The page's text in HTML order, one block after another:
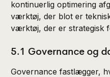
kontinuerlig optimering
værktøj, der blot er
værktøj, der er strategisk
5.1 Governance og
Governance fastlægger,